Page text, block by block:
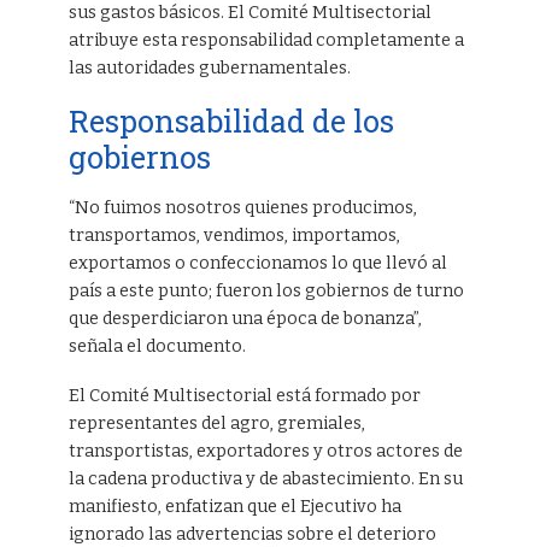
sus gastos básicos. El Comité Multisectorial
atribuye esta responsabilidad completamente a
las autoridades gubernamentales.
Responsabilidad de los
gobiernos
“No fuimos nosotros quienes producimos,
transportamos, vendimos, importamos,
exportamos o confeccionamos lo que llevó al
país a este punto; fueron los gobiernos de turno
que desperdiciaron una época de bonanza”,
señala el documento.
El Comité Multisectorial está formado por
representantes del agro, gremiales,
transportistas, exportadores y otros actores de
la cadena productiva y de abastecimiento. En su
manifiesto, enfatizan que el Ejecutivo ha
ignorado las advertencias sobre el deterioro